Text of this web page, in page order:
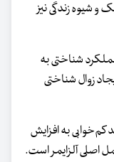
و شیوه زندگی نیز
شناختی به
زوال شناختی
به افزایش
اصلی آلزایمر است.